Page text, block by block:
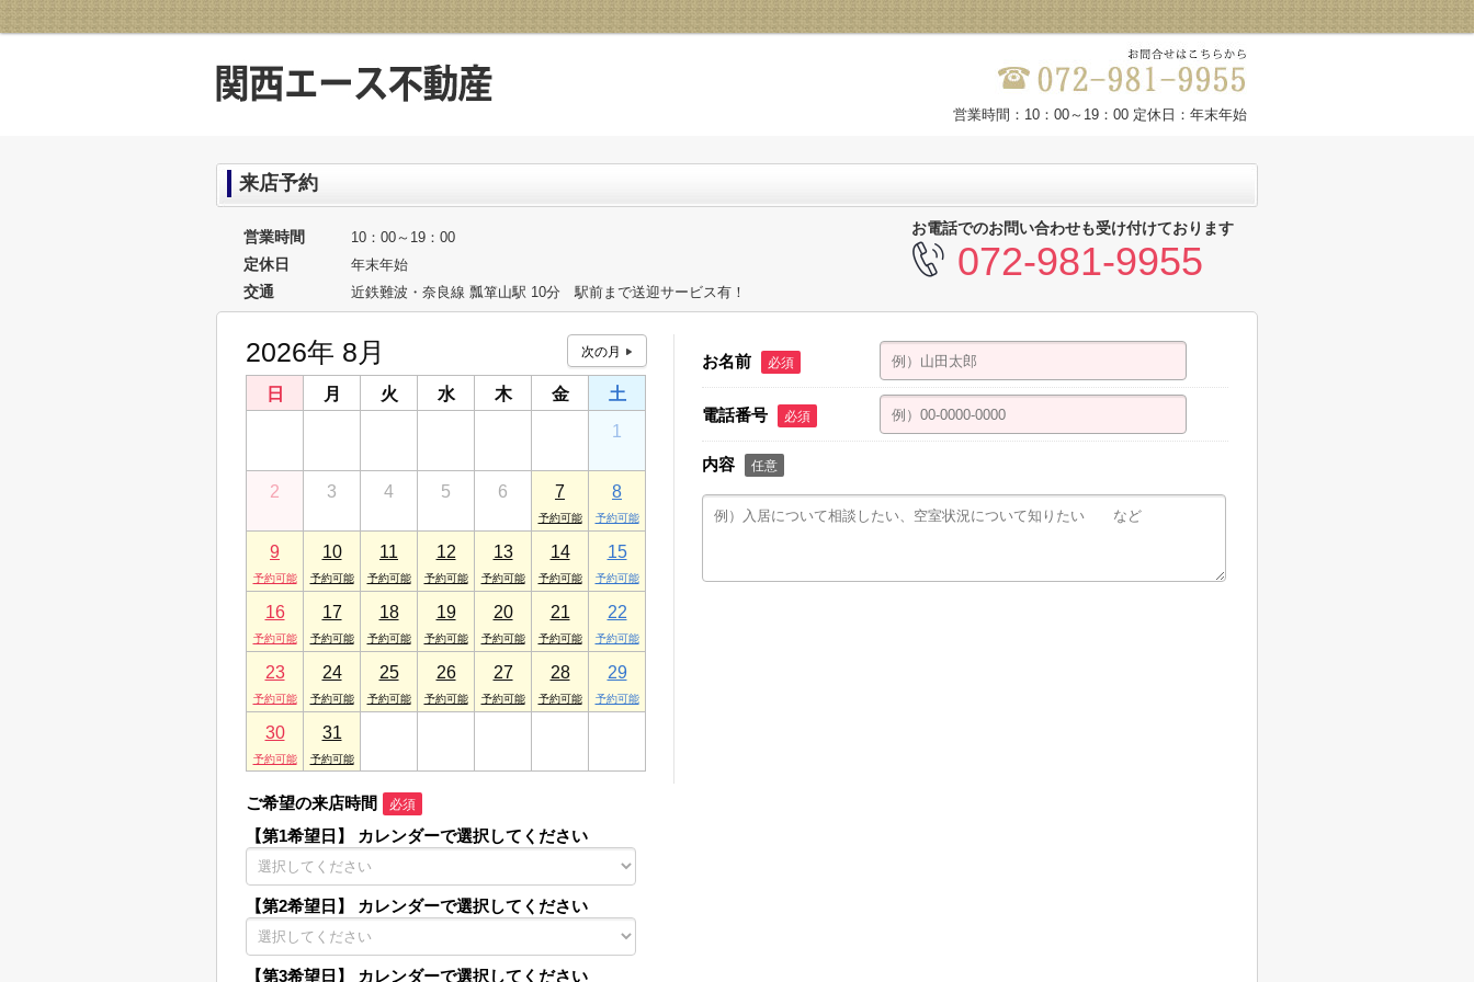
営業時間：10：00～19：00 定休日：年末年始
来店予約
営業時間 10：00～19：00
定休日 年末年始
交通 近鉄難波・奈良線 瓢箪山駅 10分 駅前まで送迎サービス有！
お電話でのお問い合わせも受け付けております
072-981-9955
2026年 8月
日 月 火 水 木 金
土
1
2 3 4 5 6 7 8
9 10 11 12 13 14 15
16 17 18 19 20 21 22
23 24 25 26 27 28 29
30 31
ご希望の来店時間 必須
【第1希望日】 カレンダーで選択してください
【第2希望日】 カレンダーで選択してください
【第3希望日】 カレンダーで選択してください
お名前 必須
電話番号 必須
内容 任意